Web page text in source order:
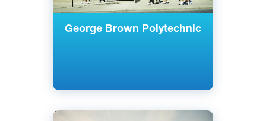
George Brown Polytechnic
Английский